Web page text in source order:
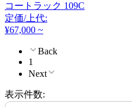
ヒカリ
IDÉE
イデー
コートラック 109C
定価/上代:
¥67,000 ~
Back
1
Next
表示件数: